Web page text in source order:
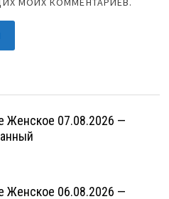
Женское 07.08.2026 —
Женское 06.08.2026 —